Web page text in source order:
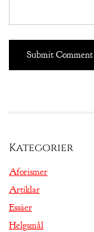
Kategorier
Aforismer
Artiklar
Essäer
Helgsmål